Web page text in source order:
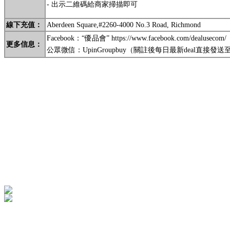
- 出示二維碼給商家掃描即可
線下充值 ： Aberdeen Square,#2260-4000 No.3 Road, Richmond
更多信息 ：
Facebook：“優品會” https://www.facebook.com/dealusecom/
公眾微信： UpinGroupbuy （關註後每日最新deal直接發送